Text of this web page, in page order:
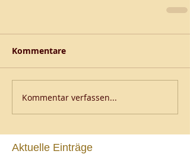
Kommentare
Kommentar verfassen...
Aktuelle Einträge